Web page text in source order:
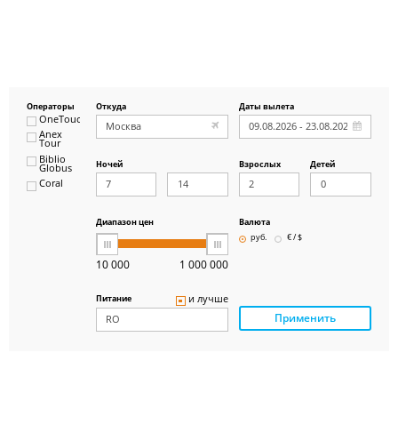
Операторы
OneTouch&Travel
Anex
Tour
Biblio
Globus
Coral
Откуда Даты вылета
Ночей Взрослых Детей
Диапазон цен
10 000 1 000 000
Валюта
руб.
€ / $
Питание и лучше
Применить